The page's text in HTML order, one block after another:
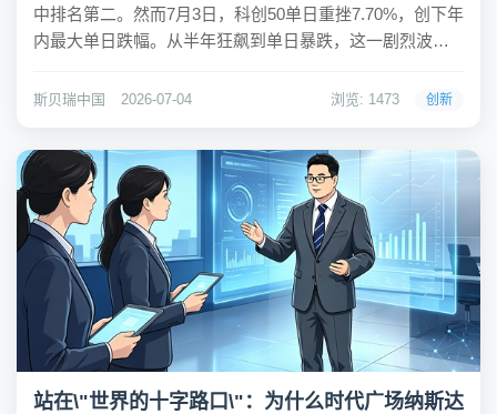
中排名第二。然而7月3日，科创50单日重挫7.70%，创下年
内最大单日跌幅。从半年狂飙到单日暴跌，这一剧烈波动
动」切换到「业绩验证」模式。对品牌而言，这意味着
斯贝瑞中国 2026-07-04 浏览: 1473 创新
站在\"世界的十字路口\"：为什么时代广场纳斯达